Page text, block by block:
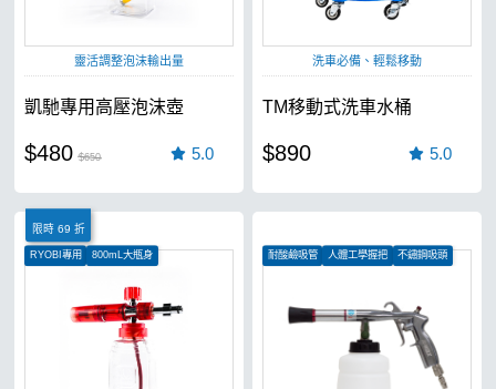
靈活調整泡沫輸出量
凱馳專用高壓泡沫壺
$480 $650 5.0
洗車必備、輕鬆移動
TM移動式洗車水桶
$890 5.0
限時 69 折
RYOBI專用 800mL大瓶身 耐酸鹼吸管 人體工學握把 不鏽鋼吸頭